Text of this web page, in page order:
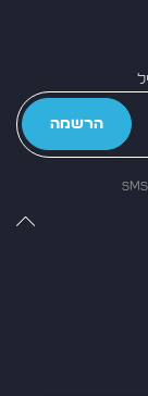
הרשמה